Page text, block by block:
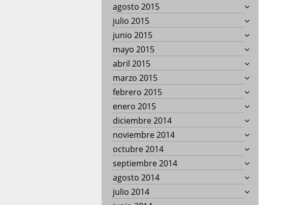
agosto 2015
julio 2015
junio 2015
mayo 2015
abril 2015
marzo 2015
febrero 2015
enero 2015
diciembre 2014
noviembre 2014
octubre 2014
septiembre 2014
agosto 2014
julio 2014